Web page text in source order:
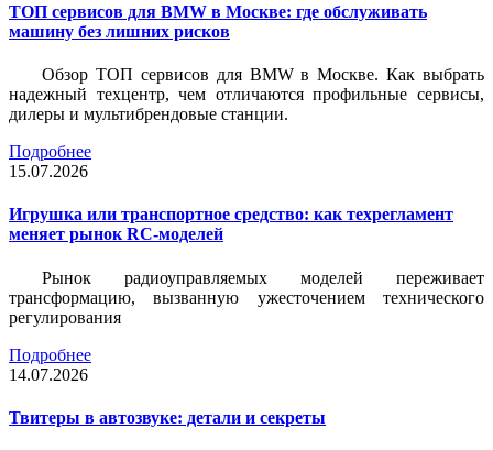
ТОП сервисов для BMW в Москве: где обслуживать
машину без лишних рисков
Обзор ТОП сервисов для BMW в Москве. Как выбрать
надежный техцентр, чем отличаются профильные сервисы,
дилеры и мультибрендовые станции.
Подробнее
15.07.2026
Игрушка или транспортное средство: как техрегламент
меняет рынок RC-моделей
Рынок радиоуправляемых моделей переживает
трансформацию, вызванную ужесточением технического
регулирования
Подробнее
14.07.2026
Твитеры в автозвуке: детали и секреты